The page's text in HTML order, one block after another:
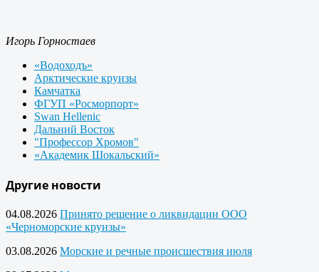
Игорь Горностаев
«Водоходъ»
Арктические круизы
Камчатка
ФГУП «Росморпорт»
Swan Hellenic
Дальний Восток
"Профессор Хромов"
«Академик Шокальский»
Другие новости
04.08.2026 Принято решение о ликвидации ООО
«Черноморские круизы»
03.08.2026 Морские и речные происшествия июля